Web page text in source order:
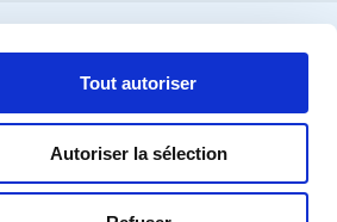
Tout autoriser
Autoriser la sélection